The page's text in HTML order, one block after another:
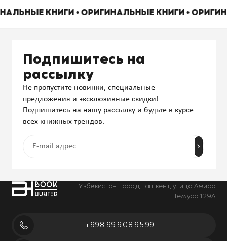
КНИГИ • ОРИГИНАЛЬНЫЕ КНИГИ •
Узбекистан, город Ташкент, улица Амира
Темура 129А
+998 99 908 95 99
Подпишитесь на
рассылку
Не пропустите новинки, специальные
предложения и эксклюзивные скидки!
Подпишитесь на нашу рассылку и будьте в курсе
всех книжных трендов.